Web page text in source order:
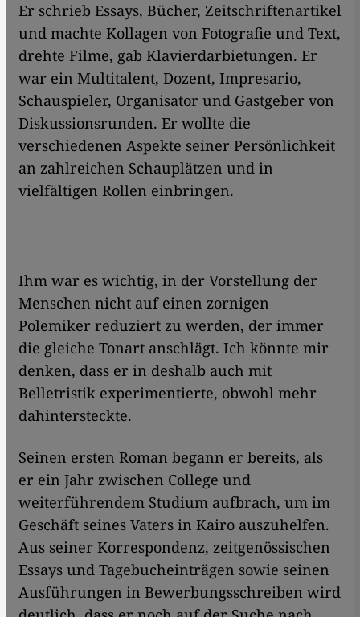
Er schrieb Essays, Bücher, Zeitschriftenartikel
und machte Kollagen von Fotografie und Text,
drehte Filme, gab Klavierdarbietungen. Er
war ein Multitalent, Dozent, Impresario,
Schauspieler, Organisator und Gastgeber von
Diskussionsrunden. Er wollte die
verschiedenen Aspekte seiner Persönlichkeit
an zahlreichen Schauplätzen und in
vielfältigen Rollen einbringen.
Ihm war es wichtig, in der Vorstellung der
Menschen nicht auf einen zornigen
Polemiker reduziert zu werden, der immer
die gleiche Tonart anschlägt. Ich könnte mir
denken, dass er in deshalb auch mit
Belletristik experimentierte, obwohl mehr
dahintersteckte.
Seinen ersten Roman begann er bereits, als
er ein Jahr zwischen College und
weiterführendem Studium aufbrach, um im
Geschäft seines Vaters in Kairo auszuhelfen.
Aus seiner Korrespondenz, zeitgenössischen
Essays und Tagebucheinträgen sowie seinen
Ausführungen in Bewerbungsschreiben wird